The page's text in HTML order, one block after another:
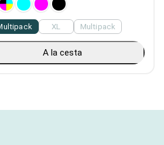
XL Multipack
A la cesta